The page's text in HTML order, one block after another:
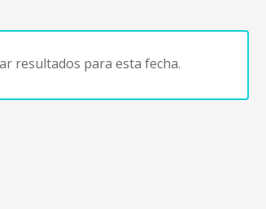
resultados para esta fecha.